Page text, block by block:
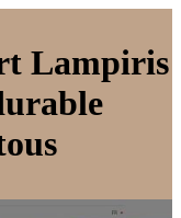
Lampiris